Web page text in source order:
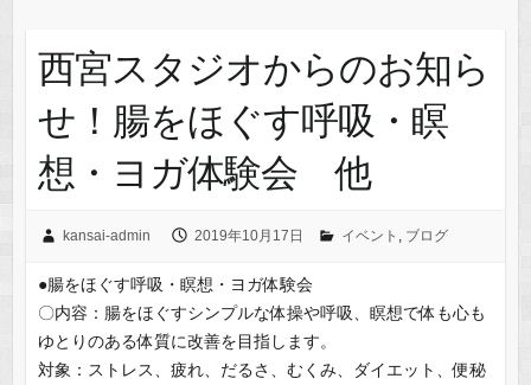
西宮スタジオからのお知ら
せ！腸をほぐす呼吸・瞑
想・ヨガ体験会 他
kansai-admin 2019年10月17日 イベント ブログ
●腸をほぐす呼吸・瞑想・ヨガ体験会
〇内容：腸をほぐすシンプルな体操や呼吸、瞑想で体も心も
ゆとりのある体質に改善を目指します。
対象：ストレス、疲れ、だるさ、むくみ、ダイエット、便秘